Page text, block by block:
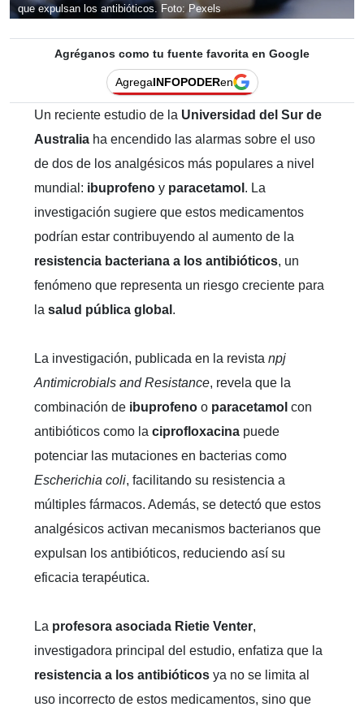
que expulsan los antibióticos. Foto: Pexels
Agréganos como tu fuente favorita en Google
AgregaINFOPODERen
Un reciente estudio de la Universidad del Sur de
Australia ha encendido las alarmas sobre el uso
de dos de los analgésicos más populares a nivel
mundial: ibuprofeno y paracetamol . La
investigación sugiere que estos medicamentos
podrían estar contribuyendo al aumento de la
resistencia bacteriana a los antibióticos, un
fenómeno que representa un riesgo creciente para
la salud pública global .
La investigación, publicada en la revista npj
Antimicrobials and Resistance, revela que la
combinación de ibuprofeno o paracetamol con
antibióticos como la ciprofloxacina puede
potenciar las mutaciones en bacterias como
Escherichia coli, facilitando su resistencia a
múltiples fármacos. Además, se detectó que estos
analgésicos activan mecanismos bacterianos que
expulsan los antibióticos, reduciendo así su
eficacia terapéutica.
La profesora asociada Rietie Venter,
investigadora principal del estudio, enfatiza que la
resistencia a los antibióticos ya no se limita al
uso incorrecto de estos medicamentos, sino que